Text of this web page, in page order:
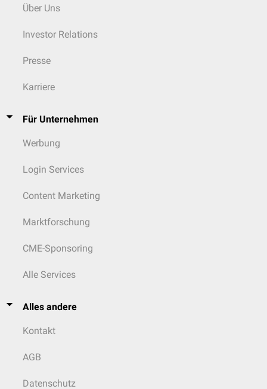
Über Uns
Investor Relations
Presse
Karriere
Für Unternehmen
Werbung
Login Services
Content Marketing
Marktforschung
CME-Sponsoring
Alle Services
Alles andere
Kontakt
AGB
Datenschutz